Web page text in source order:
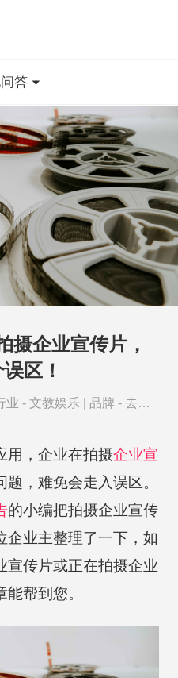
答
企业宣传片，
区！
业 - 文教娱乐 品牌 - 去哪
用，企业在拍摄企业宣
，难免会走入误区。
的小编把拍摄企业宣传
企业主整理了一下，如
宣传片或正在拍摄企业
帮到您。